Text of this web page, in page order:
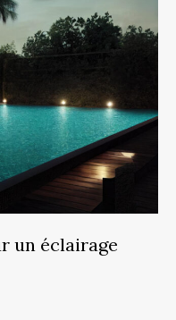
un éclairage